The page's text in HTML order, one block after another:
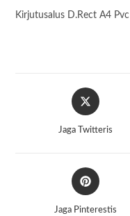
Kirjutusalus D.Rect A4
Opens
in
Jaga Twitteris
Opens
in
Jaga Pinterestis